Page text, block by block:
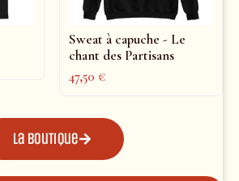
Sweat à capuche - Le
chant des Partisans
47,50€
La boutique